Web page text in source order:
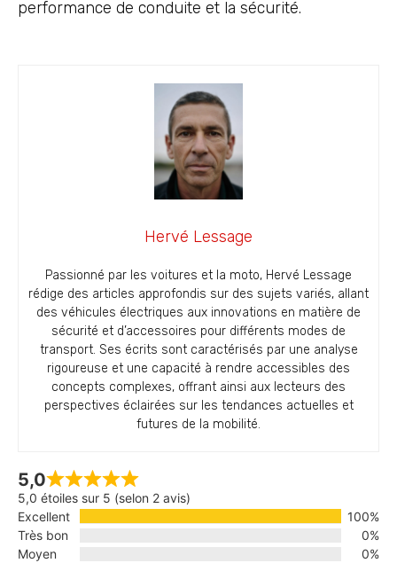
performance de conduite et la sécurité.
Hervé Lessage
Passionné par les voitures et la moto, Hervé Lessage
rédige des articles approfondis sur des sujets variés, allant
des véhicules électriques aux innovations en matière de
sécurité et d’accessoires pour différents modes de
transport. Ses écrits sont caractérisés par une analyse
rigoureuse et une capacité à rendre accessibles des
concepts complexes, offrant ainsi aux lecteurs des
perspectives éclairées sur les tendances actuelles et
futures de la mobilité.
5,0
5,0 étoiles sur 5 (selon 2 avis)
Excellent
100%
Très bon
0%
Moyen
0%